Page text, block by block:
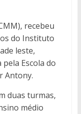
recebeu
do Instituto
leste,
Escola do
Antony.
duas turmas,
médio